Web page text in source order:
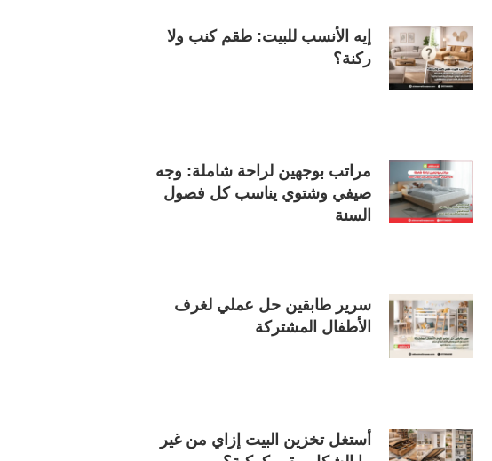
إيه الأنسب للبيت: طقم كنب ولا
ركنة؟
مراتب بوجهين لراحة شاملة: وجه
صيفي وشتوي يناسب كل فصول
السنة
سرير طابقين حل عملي لغرف
الأطفال المشتركة
أستغل تخزين البيت إزاي من غير